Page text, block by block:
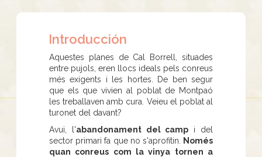
Introducción
Aquestes planes de Cal Borrell, situades
entre pujols, eren llocs ideals pels conreus
més exigents i les hortes. De ben segur
que els que vivien al poblat de Montpaó
les treballaven amb cura. Veieu el poblat al
turonet del davant?
Avui, l'abandonament del camp i del
sector primari fa que no s'aprofitin.
Només
quan conreus com la vinya tornen a